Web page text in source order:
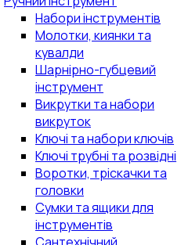
Набори інструментів
Молотки, киянки та
кувалди
Шарнірно-губцевий
інструмент
Викрутки та набори
викруток
Ключі та набори ключів
Ключі трубні та розвідні
Воротки, тріскачки та
головки
Сумки та ящики для
інструментів